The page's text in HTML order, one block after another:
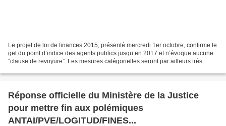
Le projet de loi de finances 2015, présenté mercredi 1er octobre, confirme le
gel du point d’indice des agents publics jusqu’en 2017 et n’évoque aucune
“clause de revoyure”. Les mesures catégorielles seront par ailleurs très
Réponse officielle du Ministère de la Justice
pour mettre fin aux polémiques
ANTAI/PVE/LOGITUD/FINES...